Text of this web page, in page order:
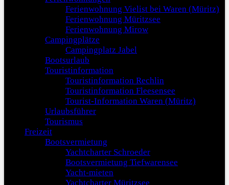
Ferienwohnung Vielist bei Waren (Müritz)
Ferienwohnung Müritzsee
Ferienwohnung Mirow
Campingplätze
Campingplatz Jabel
Bootsurlaub
Touristinformation
Touristinformation Rechlin
Touristinformation Fleesensee
Tourist-Information Waren (Müritz)
Urlaubsführer
Tourismus
Freizeit
Bootsvermietung
Yachtcharter Schroeder
Bootsvermietung Tiefwarensee
Yacht-mieten
Yachtcharter Müritzsee